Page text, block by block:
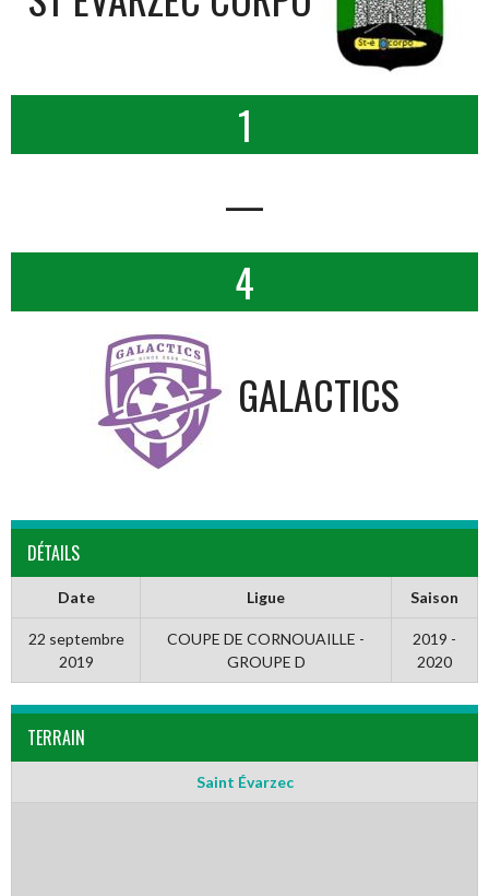
1
—
4
GALACTICS
DÉTAILS
Date Ligue Saison
22 septembre
2019
COUPE DE CORNOUAILLE -
GROUPE D
2019 -
2020
TERRAIN
Saint Évarzec